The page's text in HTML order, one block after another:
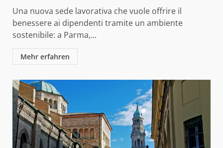
Una nuova sede lavorativa che vuole offrire il
benessere ai dipendenti tramite un ambiente
sostenibile: a Parma,...
Mehr erfahren